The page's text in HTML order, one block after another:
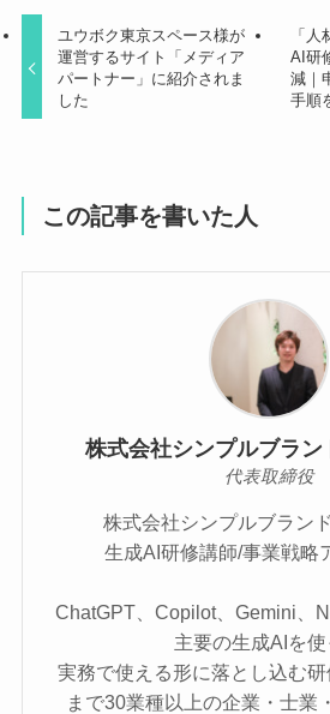
ユウボク東京スペース様が
運営するサイト「メディア
パートナー」に紹介されま
した
「
AI研
減｜
手順
この記事を書いた人
株式会社シンプルブラ
代表取締役
株式会社シンプルブラン
生成AI研修講師/事業戦略
ChatGPT、Copilot、Gemini、
主要の生成AIを使
実務で使える形に落とし込む
まで30業種以上の企業・士業